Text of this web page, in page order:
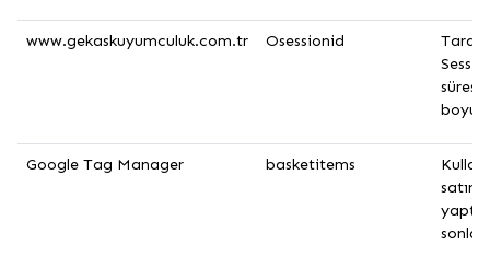
www.gekaskuyumculuk.com.tr Osessionid
süresi
Google Tag Manager basketitems
satın